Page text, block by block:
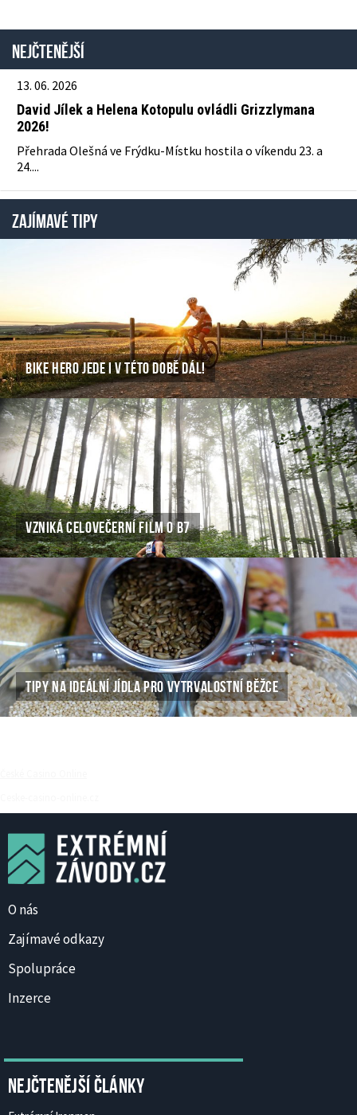
Nejčtenější
13. 06. 2026
David Jílek a Helena Kotopulu ovládli Grizzlymana
2026!
Přehrada Olešná ve Frýdku-Místku hostila o víkendu 23. a
24....
ZAJÍMAVÉ TIPY
BIKE HERO JEDE I V TÉTO DOBĚ DÁL!
VZNIKÁ CELOVEČERNÍ FILM O B7
TIPY NA IDEÁLNÍ JÍDLA PRO VYTRVALOSTNÍ BĚŽCE
O nás
Zajímavé odkazy
Spolupráce
Inzerce
Nejčtenější články